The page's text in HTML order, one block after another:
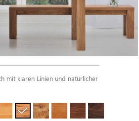
mit klaren Linien und natürlicher